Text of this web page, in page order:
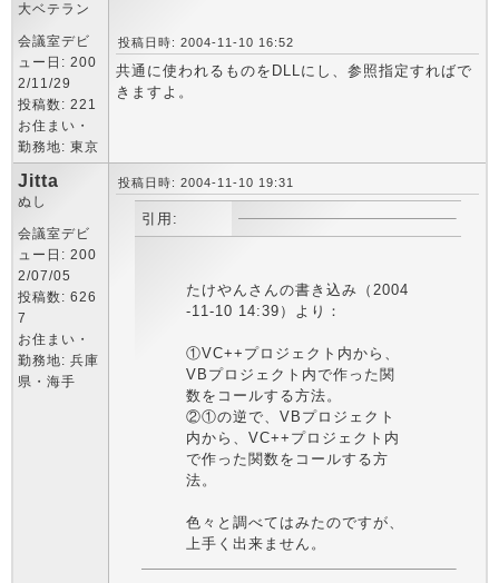
大ベテラン
会議室デビ
ュー日: 200
2/11/29
投稿数: 221
お住まい・
勤務地: 東京
投稿日時: 2004-11-10 16:52
共通に使われるものをDLLにし、参照指定すればで
きますよ。
Jitta
ぬし
会議室デビ
ュー日: 200
2/07/05
投稿数: 626
7
お住まい・
勤務地: 兵庫
県・海手
投稿日時: 2004-11-10 19:31
引用:
たけやんさんの書き込み（2004
-11-10 14:39）より：
①VC++プロジェクト内から、
VBプロジェクト内で作った関
数をコールする方法。
②①の逆で、VBプロジェクト
内から、VC++プロジェクト内
で作った関数をコールする方
法。
色々と調べてはみたのですが、
上手く出来ません。